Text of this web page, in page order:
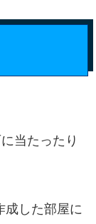
当たったり
成した部屋に